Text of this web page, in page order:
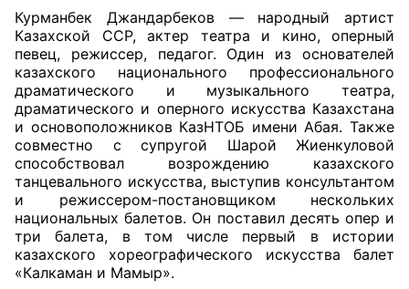
Курманбек Джандарбеков — народный артист
Казахской ССР, актер театра и кино, оперный
певец, режиссер, педагог. Один из основателей
казахского национального профессионального
драматического и музыкального театра,
драматического и оперного искусства Казахстана
и основоположников КазНТОБ имени Абая. Также
совместно с супругой Шарой Жиенкуловой
способствовал возрождению казахского
танцевального искусства, выступив консультантом
и режиссером-постановщиком нескольких
национальных балетов. Он поставил десять опер и
три балета, в том числе первый в истории
казахского хореографического искусства балет
«Калкаман и Мамыр».